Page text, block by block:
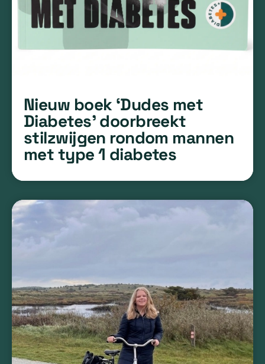
Nieuw boek ‘Dudes met
Diabetes’ doorbreekt
stilzwijgen rondom mannen
met type 1 diabetes